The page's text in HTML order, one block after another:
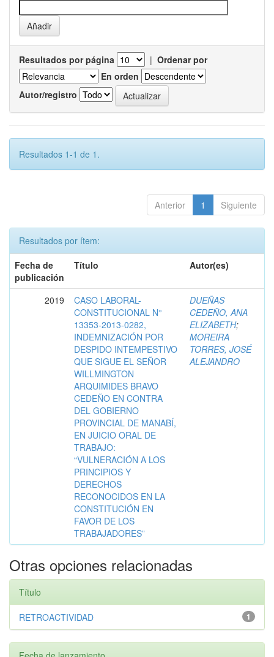
Resultados por página | Ordenar por
En orden
Autor/registro
Resultados 1-1 de 1.
Anterior 1 Siguiente
Resultados por ítem:
Fecha de
publicación
Título Autor(es)
2019
CASO LABORAL-
CONSTITUCIONAL N°
13353-2013-0282,
INDEMNIZACIÓN POR
DESPIDO INTEMPESTIVO
QUE SIGUE EL SEÑOR
WILLMINGTON
ARQUIMIDES BRAVO
CEDEÑO EN CONTRA
DEL GOBIERNO
PROVINCIAL DE MANABÍ,
EN JUICIO ORAL DE
TRABAJO:
“VULNERACIÓN A LOS
PRINCIPIOS Y
DERECHOS
RECONOCIDOS EN LA
CONSTITUCIÓN EN
FAVOR DE LOS
TRABAJADORES”
DUEÑAS
CEDEÑO, ANA
ELIZABETH;
MOREIRA
TORRES, JOSÉ
ALEJANDRO
Otras opciones relacionadas
Título
1
RETROACTIVIDAD